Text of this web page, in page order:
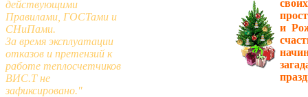
действующими
Правилами, ГОСТами и
СНиПами.
За время эксплуатации
отказов и претензий к
работе теплосчетчиков
ВИС.Т не
зафиксировано."
и